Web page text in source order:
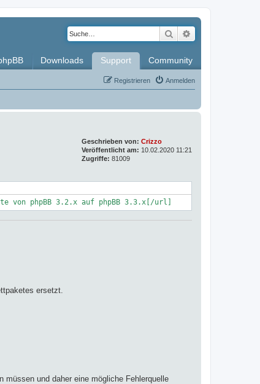
Suche
Downloads Support Community
Anmelden
Registrieren
Geschrieben von: Crizzo
Veröffentlicht am: 10.02.2020 11:21
Zugriffe: 81009
von phpBB 3.2.x auf phpBB 3.3.x[/url]
ersetzt.
müssen und daher eine mögliche Fehlerquelle